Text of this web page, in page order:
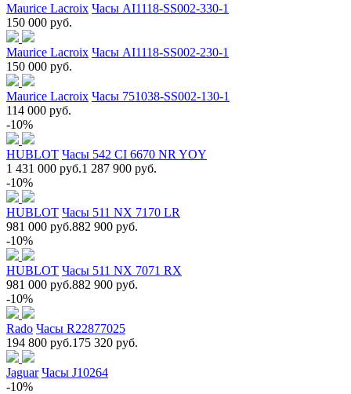
Maurice Lacroix Часы AI1118-SS002-330-1
150 000 руб.
Maurice Lacroix Часы AI1118-SS002-230-1
150 000 руб.
Maurice Lacroix Часы 751038-SS002-130-1
114 000 руб.
-10%
HUBLOT Часы 542 CI 6670 NR YOY
1 431 000 руб.1 287 900 руб.
-10%
HUBLOT Часы 511 NX 7170 LR
981 000 руб.882 900 руб.
-10%
HUBLOT Часы 511 NX 7071 RX
981 000 руб.882 900 руб.
-10%
Rado Часы R22877025
194 800 руб.175 320 руб.
Jaguar Часы J10264
-10%